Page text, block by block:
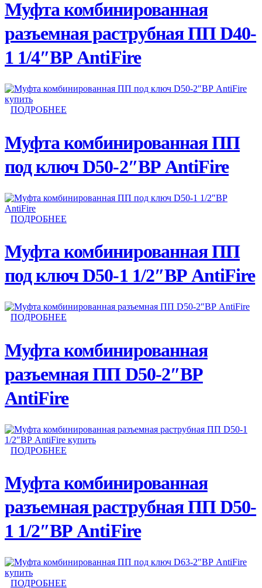
Муфта комбинированная
разъемная раструбная ПП D40-
1 1/4″ВР AntiFire
ПОДРОБНЕЕ
Муфта комбинированная ПП
под ключ D50-2″ВР AntiFire
ПОДРОБНЕЕ
Муфта комбинированная ПП
под ключ D50-1 1/2″ВР AntiFire
ПОДРОБНЕЕ
Муфта комбинированная
разъемная ПП D50-2″ВР
AntiFire
ПОДРОБНЕЕ
Муфта комбинированная
разъемная раструбная ПП D50-
1 1/2″ВР AntiFire
ПОДРОБНЕЕ